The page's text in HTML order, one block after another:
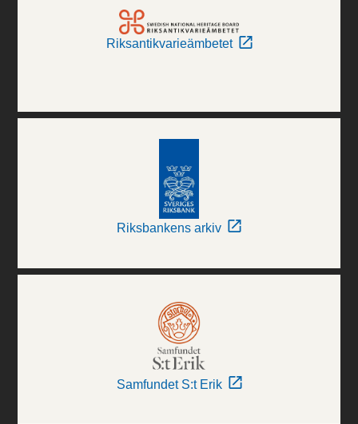
Riksantikvarieämbetet
Riksbankens arkiv
Samfundet S:t Erik